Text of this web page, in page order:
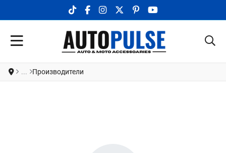
TIKTOK SOCIAL LINK
FACEBOOK SOCIAL LINK
INSTAGRAM SOCIAL LINK
X.COM SOCIAL LINK
PINTEREST SOCIAL LINK
YOUTUBE SOCIAL
Производители